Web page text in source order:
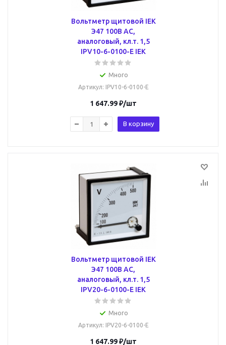
Вольтметр щитовой IEK
Э47 100В AC,
аналоговый, кл.т. 1,5
IPV10-6-0100-E IEK
Много
Артикул: IPV10-6-0100-E
1 647.99₽/шт
В корзину
Вольтметр щитовой IEK
Э47 100В AC,
аналоговый, кл.т. 1,5
IPV20-6-0100-E IEK
Много
Артикул: IPV20-6-0100-E
1 647.99₽/шт